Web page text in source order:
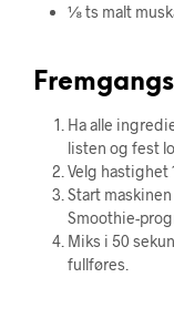
⅛ ts malt
Ha alle
listen og fest
Velg hastighet
Start
Smoothie-
Miks i 50
fullføres.